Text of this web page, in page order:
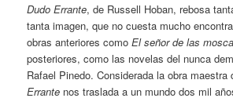
Dudo Errante, de Russell Hoban, rebosa
tanta imagen, que no cuesta mucho
obras anteriores comoEl señor de las
posteriores, como las novelas del nunca
Rafael Pinedo. Considerada la obra
Errante nos traslada a un mundo dos mil